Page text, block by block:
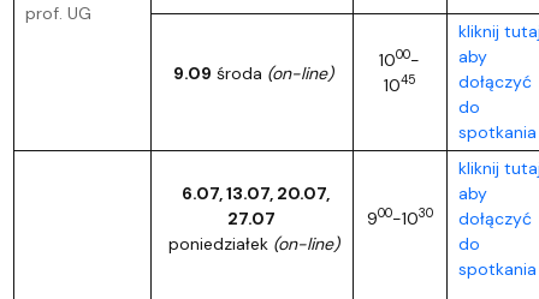
prof. UG
9.09 środa (on-line)
1000-
1045
kliknij
aby
dołączyć
do
spotkania
6.07, 13.07, 20.07,
27.07
poniedziałek (on-line)
900-1030
kliknij
aby
dołączyć
do
spotkania